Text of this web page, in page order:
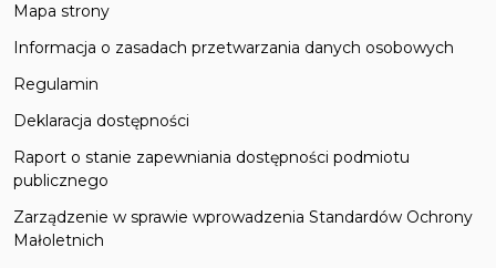
Mapa strony
Informacja o zasadach przetwarzania danych osobowych
Regulamin
Deklaracja dostępności
Raport o stanie zapewniania dostępności podmiotu
publicznego
Zarządzenie w sprawie wprowadzenia Standardów Ochrony
Małoletnich